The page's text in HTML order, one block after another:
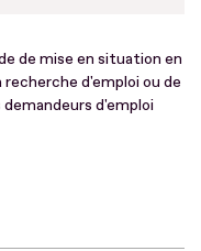
de mise en situation en
d'emploi ou de
d'emploi